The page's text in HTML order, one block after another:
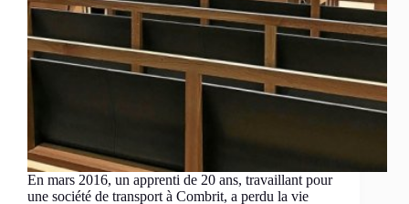
En mars 2016, un apprenti de 20 ans, travaillant pour
une société de transport à Combrit, a perdu la vie